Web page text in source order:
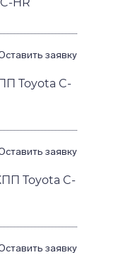
заявку
Toyota C-
заявку
Toyota C-
заявку